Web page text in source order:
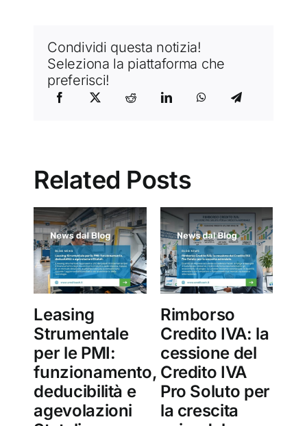
Condividi questa notizia!
Seleziona la piattaforma che
preferisci!
Related Posts
Leasing
Strumentale
per le PMI:
funzionamento,
deducibilità e
agevolazioni
Rimborso
Credito IVA: la
cessione del
Credito IVA
Pro Soluto per
la crescita